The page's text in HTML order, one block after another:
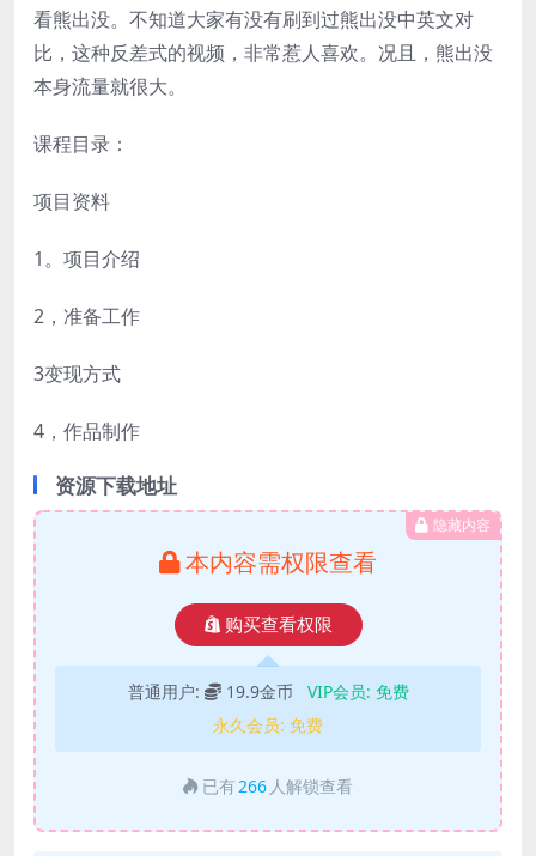
看熊出没。不知道大家有没有刷到过熊出没中英文对
比，这种反差式的视频，非常惹人喜欢。况且，熊出没
本身流量就很大。
课程目录：
项目资料
1。项目介绍
2，准备工作
3变现方式
4，作品制作
资源下载地址
隐藏内容
本内容需权限查看
购买查看权限
普通用户: 19.9金币 VIP会员: 免费
永久会员: 免费
已有 266 人解锁查看